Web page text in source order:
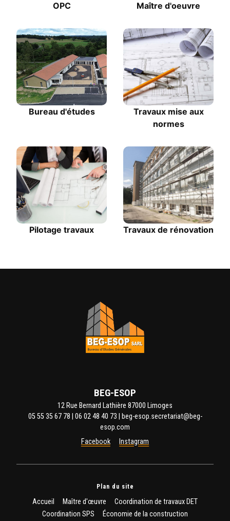
OPC Maître d'oeuvre
Bureau d'études
Travaux mise aux
normes
Pilotage travaux Travaux de rénovation
BEG-ESOP
12 Rue Bernard Lathière 87000 Limoges
05 55 35 67 78 06 02 48 40 73
beg-esop.secretariat@beg-
esop.com
Facebook
Instagram
Plan du site
Accueil Maître d'œuvre
Coordination de travaux DET
Coordination SPS
Économie de la construction